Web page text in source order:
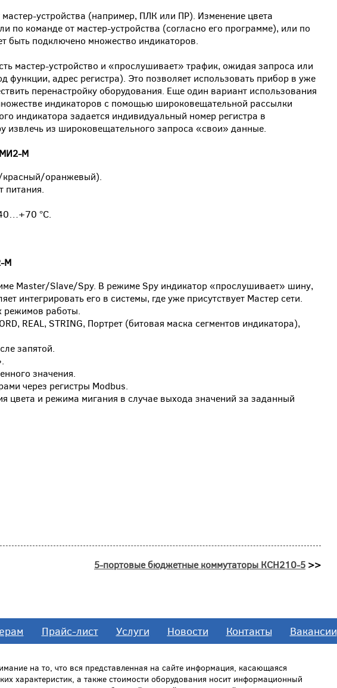
устройства (например, ПЛК или ПР). Изменение цвета
по команде от мастер-устройства (согласно его программе), или по
подключено множество индикаторов.
мастер-устройство и «прослушивает» трафик, ожидая запроса или
функции, адрес регистра). Это позволяет использовать прибор в уже
перенастройку оборудования. Еще один вариант использования
индикаторов с помощью широковещательной рассылки
индикатора задается индивидуальный номер регистра в
извлечь из широковещательного запроса «свои» данные.
М
красный/оранжевый).
питания.
°C.
М
Master/Slave/Spy. В режиме Spy индикатор «прослушивает» шину,
интегрировать его в системы, где уже присутствует Мастер сети.
режимов работы.
REAL, STRING, Портрет (битовая маска сегментов индикатора),
запятой.
значения.
через регистры Modbus.
цвета и режима мигания в случае выхода значений за заданный
5-портовые бюджетные коммутаторы КСН210-5 >>
Прайс-лист Услуги Новости Контакты Вакансии
на то, что вся представленная на сайте информация, касающаяся
характеристик, а также стоимости оборудования носит информационный